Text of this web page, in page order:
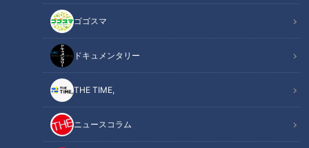
ゴゴスマ
ドキュメンタリー
THE TIME,
ニュースコラム
関連リンク
月1回限定！激安食べ放題「晦日そば」
晦日そばの1日に密着